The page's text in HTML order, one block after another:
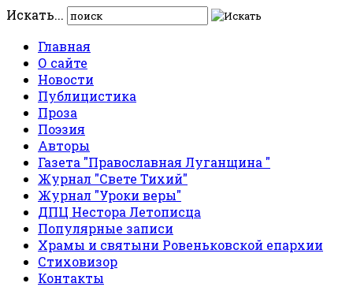
Искать...
Главная
О сайте
Новости
Публицистика
Проза
Поэзия
Авторы
Газета "Православная Луганщина "
Журнал "Свете Тихий"
Журнал "Уроки веры"
ДПЦ Нестора Летописца
Популярные записи
Храмы и святыни Ровеньковской епархии
Стиховизор
Контакты